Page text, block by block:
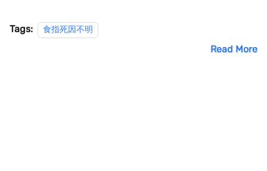
Tags: 食指死因不明
Read More